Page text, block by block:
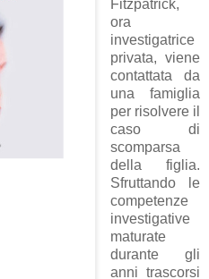
Fitzpatrick,
ora
investigatrice
privata, viene
contattata da
una famiglia
per risolvere il
caso di
scomparsa
della figlia.
Sfruttando le
competenze
investigative
maturate
durante gli
anni trascorsi